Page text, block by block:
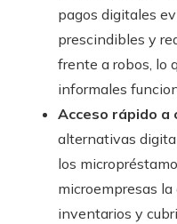
pagos digitales
prescindibles y
frente a robos, lo
informales
Acceso rápido
alternativas
los
microempresas
inventarios y